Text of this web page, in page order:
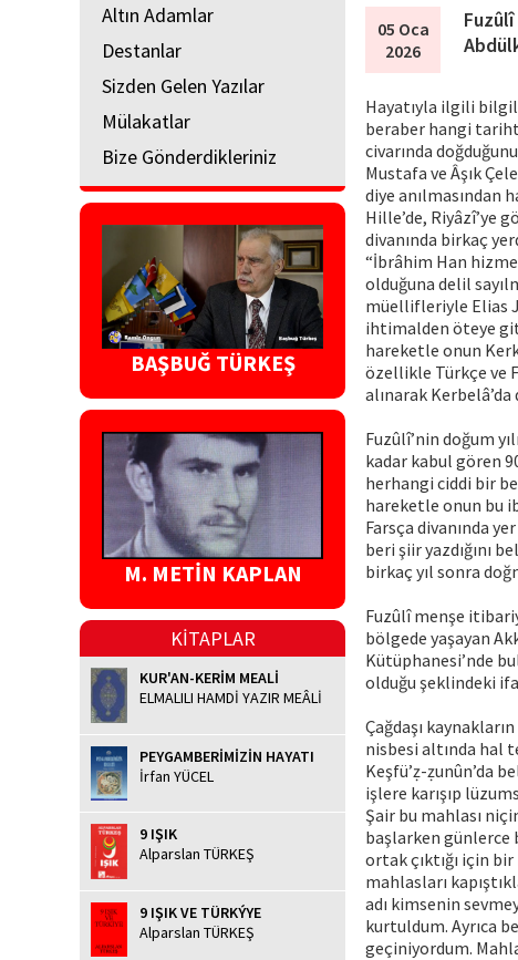
Altın Adamlar
Destanlar
Sizden Gelen Yazılar
Mülakatlar
Bize Gönderdikleriniz
BAŞBUĞ TÜRKEŞ
M. METİN KAPLAN
KİTAPLAR
KUR'AN-KERİM MEALİ
ELMALILI HAMDİ YAZIR MEÂLİ
PEYGAMBERİMİZİN HAYATI
İrfan YÜCEL
9 IŞIK
Alparslan TÜRKEŞ
9 IŞIK VE TÜRKÝYE
Alparslan TÜRKEŞ
05 Oca
2026
Fuzûlî
Hayatıyla ilgili
beraber hangi
civarında
Mustafa ve Âşık
diye anılmasından
Hille’de, Riyâzî’ye
divanında birkaç
“İbrâhim Han
olduğuna delil
müellifleriyle Elias
ihtimalden öteye
hareketle onun
özellikle Türkçe ve
alınarak
Fuzûlî’nin doğum
kadar kabul gören
herhangi ciddi bir
hareketle onun bu
Farsça divanında
beri şiir yazdığını
birkaç yıl sonra
Fuzûlî menşe
bölgede yaşayan
Kütüphanesi’nde
olduğu şeklindeki
Çağdaşı
nisbesi altında hal
Keşfü’ẓ-ẓunûn’da
işlere karışıp
Şair bu mahlası
başlarken günlerce
ortak çıktığı için
mahlasları
adı kimsenin
kurtuldum. Ayrıca
geçiniyordum.